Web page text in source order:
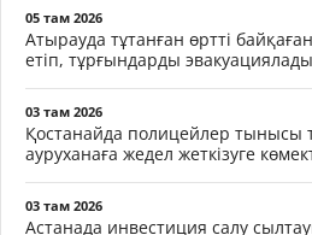
05 там 2026
Атырауда тұтанған өртті
етіп, тұрғындарды эвакуациялады
03 там 2026
Қостанайда полицейлер тынысы
ауруханаға жедел жеткізуге
03 там 2026
Астанада инвестиция салу